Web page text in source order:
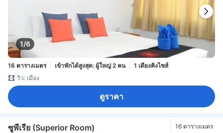
1/6
16 ตารางเมตร เข้าพักได้สูงสุด: ผู้ใหญ่ 2 คน
1 เตียงคิงไซส์
วิว: เมือง
ดูราคา
ซูพีเรีย (Superior Room) 16 ตารางเมตร